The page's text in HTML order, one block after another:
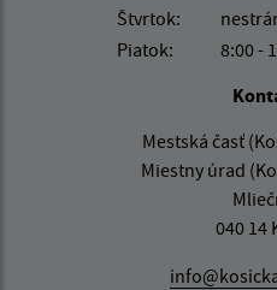
Štvrtok:
Piatok:
8:00 -
Mestská časť
Miestny úrad
040 14